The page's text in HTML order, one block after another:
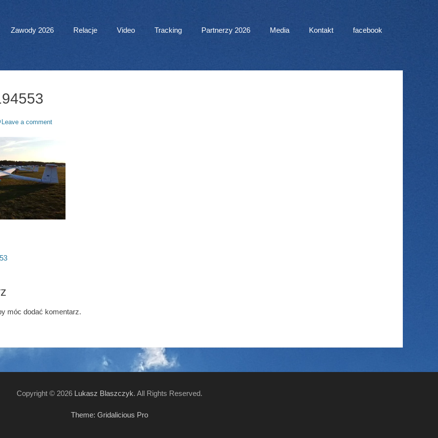
Zawody 2026 Relacje Video Tracking Partnerzy 2026 Media Kontakt facebook
Leave a comment
móc dodać komentarz.
Copyright © 2026 Lukasz Blaszczyk. All Rights Reserved.
Theme: Gridalicious Pro